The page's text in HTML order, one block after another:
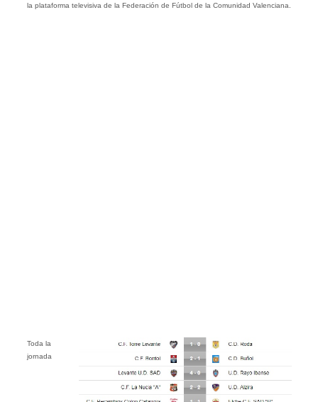
la plataforma televisiva de la Federación de Fútbol de la Comunidad Valenciana.
Toda la
jornada